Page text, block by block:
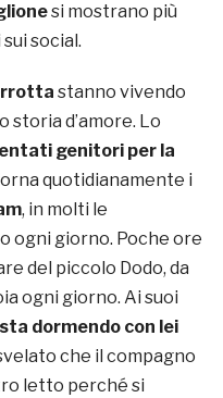
si mostrano più
social.
stanno vivendo
storia d’amore. Lo
genitori per la
quotidianamente i
, in molti le
ogni giorno. Poche ore
del piccolo Dodo, da
ogni giorno. Ai suoi
sta dormendo con lei
che il compagno
letto perché si